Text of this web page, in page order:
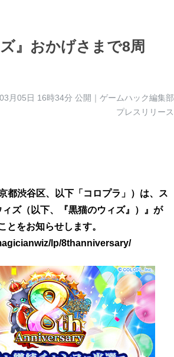
』おかげさまで8周
月05日 16時34分 公開｜ゲームハック編集部
プレスリリース
都渋谷区、以下「コロプラ」）は、ス
ズ（以下、『黒猫のウィズ』）』が
をお知らせします。
lp/8thanniversary/